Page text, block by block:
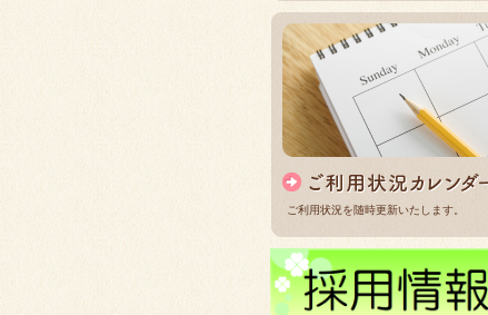
ご利用状況を随時更新いたします。